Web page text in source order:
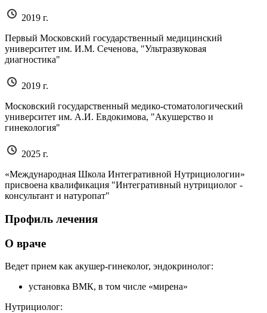
2019 г.
Первый Московский государственный медицинский
университет им. И.М. Сеченова, "Ультразвуковая
диагностика"
2019 г.
Московский государственный медико-стоматологический
университет им. А.И. Евдокимова, "Акушерство и
гинекология"
2025 г.
«Международная Школа Интегративной Нутрициологии»
присвоена квалификация "Интегративный нутрициолог -
консультант и натуропат"
Профиль лечения
О враче
Ведет прием как акушер-гинеколог, эндокринолог:
установка ВМК, в том числе «мирена»
Нутрициолог: